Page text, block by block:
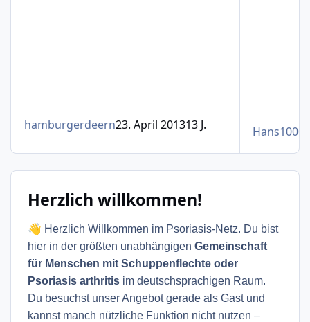
hamburgerdeern23. April 201313 J. Hans1000
Herzlich willkommen!
👋 Herzlich Willkommen im Psoriasis-Netz. Du bist
hier in der größten unabhängigen Gemeinschaft
für Menschen mit Schuppenflechte oder
Psoriasis arthritis im deutschsprachigen Raum.
Du besuchst unser Angebot gerade als Gast und
kannst manch nützliche Funktion nicht nutzen –